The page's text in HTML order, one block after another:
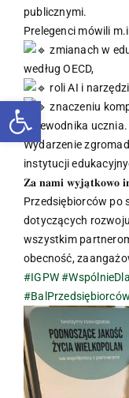
Otwórz pasek narzędzi
publicznymi.
Prelegenci mówili
zmianach w
według OECD,
roli AI i
znaczeniu
przewodnika ucznia.
Wydarzenie
instytucji
𝐙𝐚 𝐧𝐚𝐦𝐢 𝐰𝐲𝐣𝐚̨𝐭𝐤𝐨𝐰𝐨
Przedsiębiorców po
dotyczących
wszystkim
obecność,
#IGPW
#BalPrzedsiębiorców